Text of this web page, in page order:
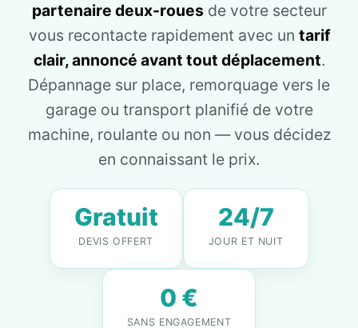
partenaire deux-rouesde votre secteur
vous recontacte rapidement avec un tarif
clair, annoncé avant tout déplacement.
Dépannage sur place, remorquage vers le
garage ou transport planifié de votre
machine, roulante ou non — vous décidez
en connaissant le prix.
Gratuit
DEVIS OFFERT
24/7
JOUR ET NUIT
0 €
SANS ENGAGEMENT